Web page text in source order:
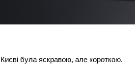
була яскравою, але короткою.